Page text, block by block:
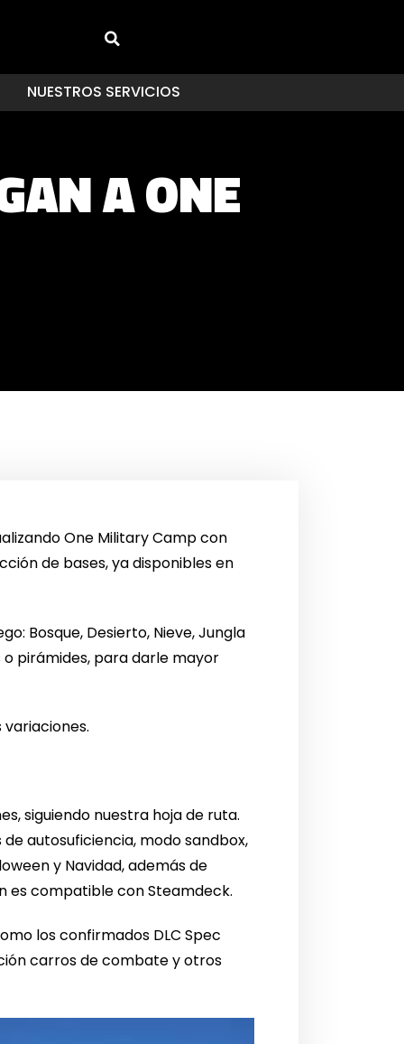
NUESTROS SERVICIOS
A ONE
One Military Camp con
de bases, ya disponibles en
Bosque, Desierto, Nieve, Jungla
pirámides, para darle mayor
siguiendo nuestra hoja de ruta.
autosuficiencia, modo sandbox,
y Navidad, además de
es compatible con Steamdeck.
los confirmados DLC Spec
carros de combate y otros